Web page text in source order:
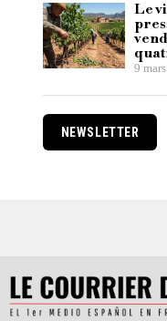
Le
9
NEWSLETTER